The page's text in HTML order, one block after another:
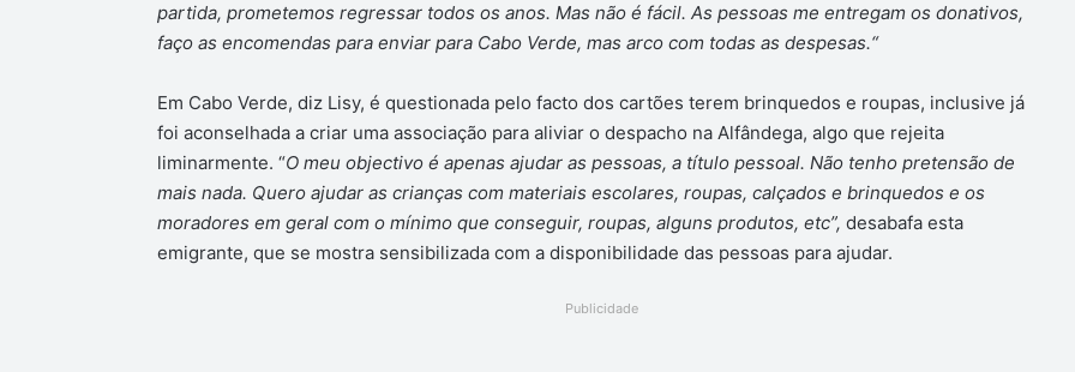
partida, prometemos regressar todos os anos. Mas não é fácil. As pessoas me entregam os donativos,
faço as encomendas para enviar para Cabo Verde, mas arco com todas as despesas.“
Em Cabo Verde, diz Lisy, é questionada pelo facto dos cartões terem brinquedos e roupas, inclusive já
foi aconselhada a criar uma associação para aliviar o despacho na Alfândega, algo que rejeita
liminarmente. “O meu objectivo é apenas ajudar as pessoas, a título pessoal. Não tenho pretensão de
mais nada. Quero ajudar as crianças com materiais escolares, roupas, calçados e brinquedos e os
moradores em geral com o mínimo que conseguir, roupas, alguns produtos, etc”, desabafa esta
emigrante, que se mostra sensibilizada com a disponibilidade das pessoas para ajudar.
Publicidade